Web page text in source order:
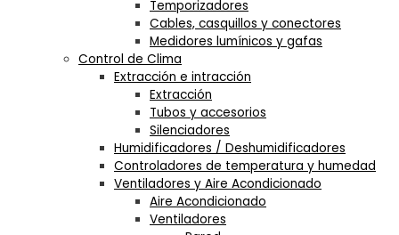
Temporizadores
Cables, casquillos y conectores
Medidores lumínicos y gafas
Control de Clima
Extracción e intracción
Extracción
Tubos y accesorios
Silenciadores
Humidificadores / Deshumidificadores
Controladores de temperatura y humedad
Ventiladores y Aire Acondicionado
Aire Acondicionado
Ventiladores